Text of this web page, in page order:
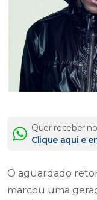
Quer receber
Clique aqui e
O aguardado
marcou uma